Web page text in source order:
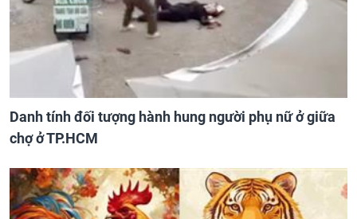
Danh tính đối tượng hành hung người phụ nữ ở giữa
chợ ở TP.HCM